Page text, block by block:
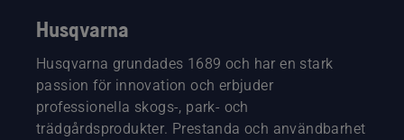
Husqvarna
Husqvarna grundades 1689 och har en stark
passion för innovation och erbjuder
professionella skogs-, park- och
trädgårdsprodukter. Prestanda och användbarhet